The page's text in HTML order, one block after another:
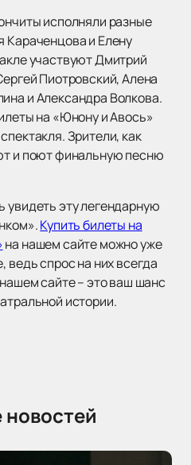
исполняли разные
Караченцова и Елену
участвуют Дмитрий
Пиотровский, Алена
и Александра Волкова.
на «Юнону и Авось»
Зрители, как
и поют финальную песню
увидеть эту легендарную
Купить билеты на
на нашем сайте можно уже
ведь спрос на них всегда
сайте – это ваш шанс
истории.